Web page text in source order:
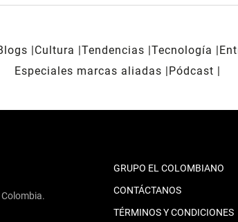
Cultura Tendencias Tecnología
Especiales marcas aliadas
Pódcast
GRUPO EL COLOMBIANO
CONTÁCTANOS
TÉRMINOS Y CONDICIONES